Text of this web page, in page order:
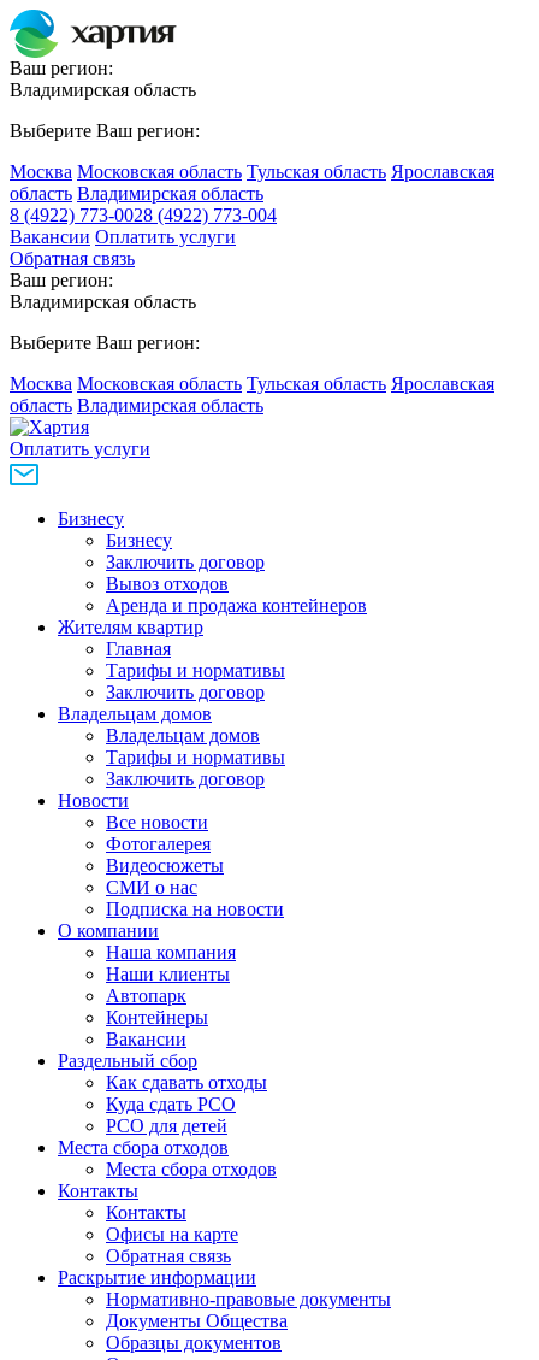
Ваш регион:
Владимирская область
Выберите Ваш регион:
Москва Московская область Тульская область Ярославская
область Владимирская область
8 (4922) 773-0028 (4922) 773-004
Вакансии Оплатить услуги
Обратная связь
Ваш регион:
Владимирская область
Выберите Ваш регион:
Москва Московская область Тульская область Ярославская
область Владимирская область
Оплатить услуги
Бизнесу
Бизнесу
Заключить договор
Вывоз отходов
Аренда и продажа контейнеров
Жителям квартир
Главная
Тарифы и нормативы
Заключить договор
Владельцам домов
Владельцам домов
Тарифы и нормативы
Заключить договор
Новости
Все новости
Фотогалерея
Видеосюжеты
СМИ о нас
Подписка на новости
О компании
Наша компания
Наши клиенты
Автопарк
Контейнеры
Вакансии
Раздельный сбор
Как сдавать отходы
Куда сдать РСО
РСО для детей
Места сбора отходов
Места сбора отходов
Контакты
Контакты
Офисы на карте
Обратная связь
Раскрытие информации
Нормативно-правовые документы
Документы Общества
Образцы документов